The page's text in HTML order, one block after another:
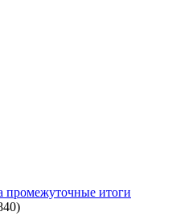
промежуточные итоги